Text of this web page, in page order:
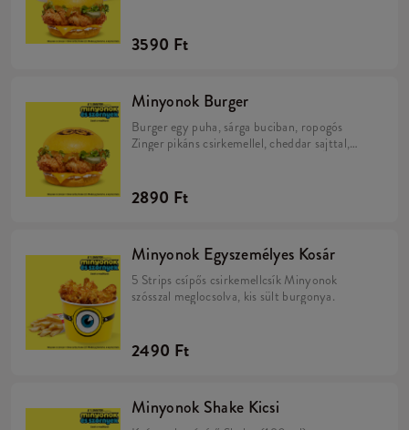
3590 Ft
Minyonok Burger
Burger egy puha, sárga buciban, ropogós
Zinger pikáns csirkemellel, cheddar sajttal,
2890 Ft
Minyonok Egyszemélyes Kosár
5 Strips csípős csirkemellcsík Minyonok
szósszal meglocsolva, kis sült burgonya.
2490 Ft
Minyonok Shake Kicsi